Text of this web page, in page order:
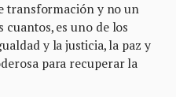
transformación y no un
cuantos, es uno de los
y la justicia, la paz y
para recuperar la